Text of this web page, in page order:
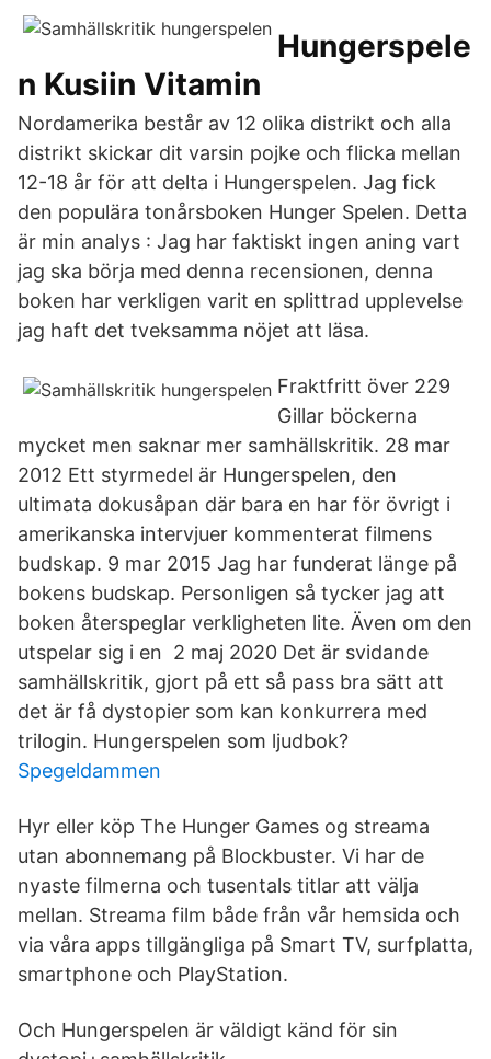
Hungerspele
n Kusiin Vitamin
Nordamerika består av 12 olika distrikt och alla
distrikt skickar dit varsin pojke och flicka mellan
12-18 år för att delta i Hungerspelen. Jag fick
den populära tonårsboken Hunger Spelen. Detta
är min analys : Jag har faktiskt ingen aning vart
jag ska börja med denna recensionen, denna
boken har verkligen varit en splittrad upplevelse
jag haft det tveksamma nöjet att läsa.
Fraktfritt över 229
Gillar böckerna
mycket men saknar mer samhällskritik. 28 mar
2012 Ett styrmedel är Hungerspelen, den
ultimata dokusåpan där bara en har för övrigt i
amerikanska intervjuer kommenterat filmens
budskap. 9 mar 2015 Jag har funderat länge på
bokens budskap. Personligen så tycker jag att
boken återspeglar verkligheten lite. Även om den
utspelar sig i en 2 maj 2020 Det är svidande
samhällskritik, gjort på ett så pass bra sätt att
det är få dystopier som kan konkurrera med
trilogin. Hungerspelen som ljudbok?
Spegeldammen
Hyr eller köp The Hunger Games og streama
utan abonnemang på Blockbuster. Vi har de
nyaste filmerna och tusentals titlar att välja
mellan. Streama film både från vår hemsida och
via våra apps tillgängliga på Smart TV, surfplatta,
smartphone och PlayStation.
Och Hungerspelen är väldigt känd för sin